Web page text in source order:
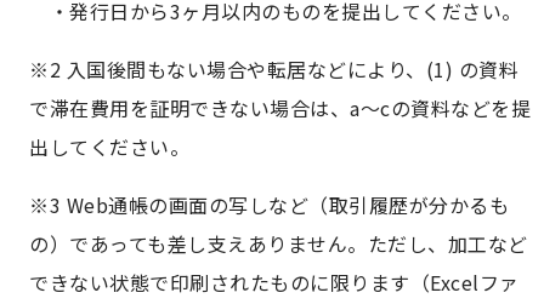
・発行日から3ヶ月以内のものを提出してください。
※2 入国後間もない場合や転居などにより、(1) の資料
で滞在費用を証明できない場合は、a〜cの資料などを提
出してください。
※3 Web通帳の画面の写しなど（取引履歴が分かるも
の）であっても差し支えありません。ただし、加工など
できない状態で印刷されたものに限ります（Excelファ